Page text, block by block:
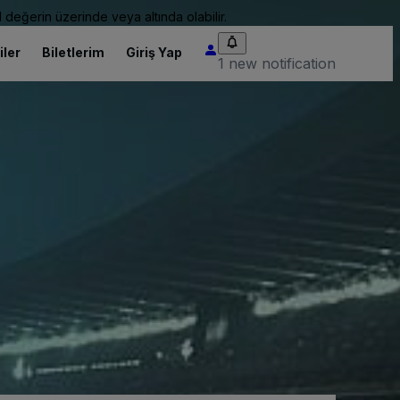
değerin üzerinde veya altında olabilir.
Biletlerim Giriş Yap
1 new notification